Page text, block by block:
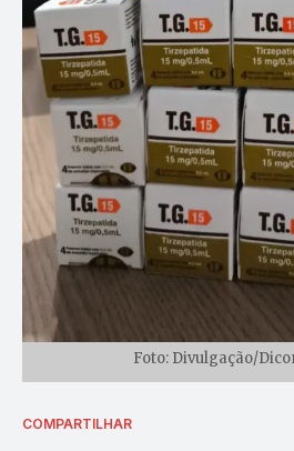
Foto: Divulgação/
COMPARTILHAR